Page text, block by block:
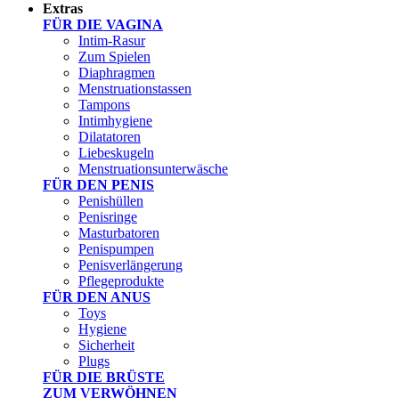
Extras
FÜR DIE VAGINA
Intim-Rasur
Zum Spielen
Diaphragmen
Menstruationstassen
Tampons
Intimhygiene
Dilatatoren
Liebeskugeln
Menstruationsunterwäsche
FÜR DEN PENIS
Penishüllen
Penisringe
Masturbatoren
Penispumpen
Penisverlängerung
Pflegeprodukte
FÜR DEN ANUS
Toys
Hygiene
Sicherheit
Plugs
FÜR DIE BRÜSTE
ZUM VERWÖHNEN